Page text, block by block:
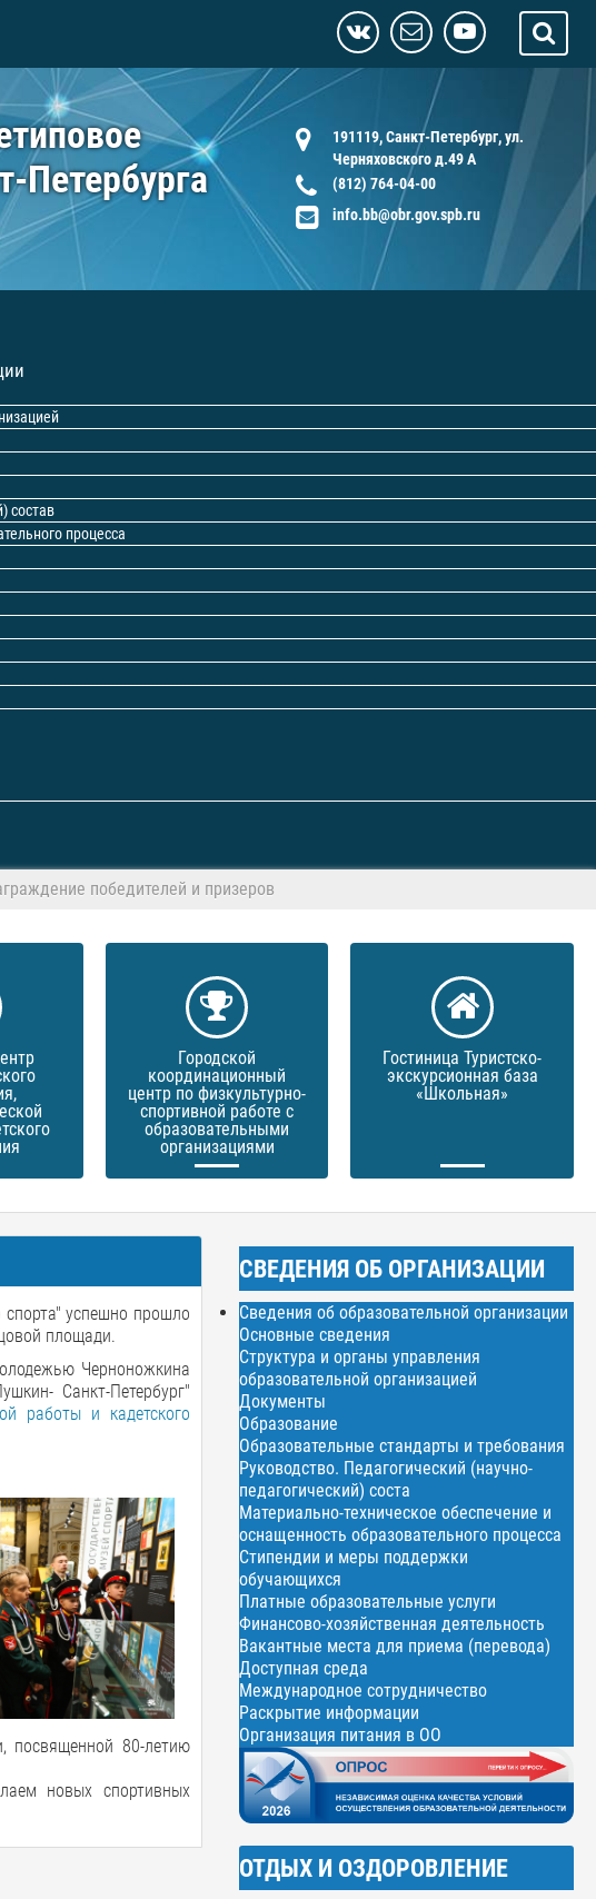
Петербурга
191119, Санкт-Петербург, ул.
Черняховского д.49 А
(812) 764-04-00
info.bb@obr.gov.spb.ru
состав
процесса
победителей и призеров
Городской
координационный
центр по физкультурно-
спортивной работе с
образовательными
организациями
Гостиница Туристско-
экскурсионная база
«Школьная»
спорта" успешно прошло
площади.
Черноножкина
Санкт-Петербург"
работы и кадетского
посвященной 80-летию
новых спортивных
СВЕДЕНИЯ ОБ ОРГАНИЗАЦИИ
Сведения об образовательной организации
Основные сведения
Структура и органы управления
образовательной организацией
Документы
Образование
Образовательные стандарты и требования
Руководство. Педагогический (научно-
педагогический) соста
Материально-техническое обеспечение и
оснащенность образовательного процесса
Стипендии и меры поддержки
обучающихся
Платные образовательные услуги
Финансово-хозяйственная деятельность
Вакантные места для приема (перевода)
Доступная среда
Международное сотрудничество
Раскрытие информации
Организация питания в ОО
ОТДЫХ И ОЗДОРОВЛЕНИЕ